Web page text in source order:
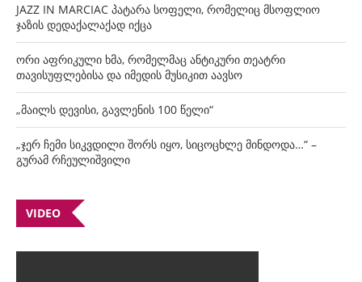
JAZZ IN MARCIAC პატარა სოფელი, რომელიც მსოფლიო
ჯაზის დედაქალაქად იქცა
ორი აფრიკული ხმა, რომელმაც ანტიკური თეატრი
თავისუფლებისა და იმედის მუსიკით აავსო
„მაილს დევისი, გავლენის 100 წელი“
„ჯერ ჩემი სიკვდილი შორს იყო, სიცოცხლე მინდოდა…“ –
გურამ რჩეულიშვილი
VIDEO